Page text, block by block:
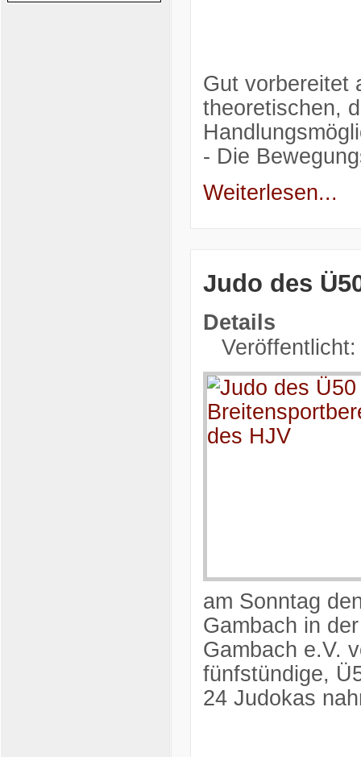
Gut vorbereitet
theoretischen,
- Die
Weiterlesen...
Judo des
Details
am Sonntag
Gambach in
Gambach e.V.
fünfstündige,
24 Judokas